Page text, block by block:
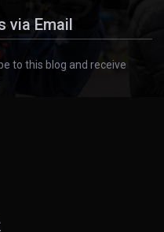
via Email
to this blog and receive